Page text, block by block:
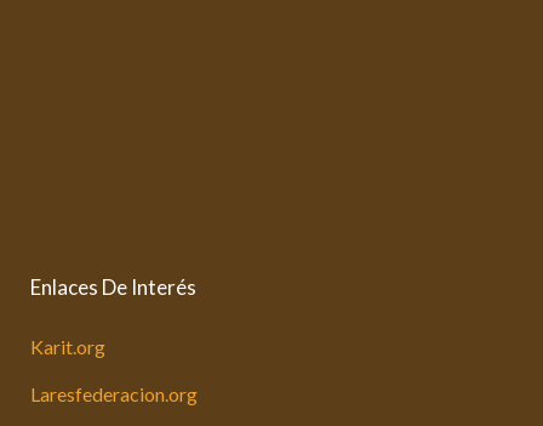
Enlaces De Interés
Karit.org
Laresfederacion.org